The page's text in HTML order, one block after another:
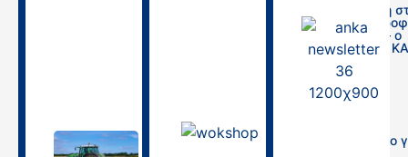
Μετάβαση
Σύστημα – ο
ρόλος της
29/01/2026
Εργαστήριο